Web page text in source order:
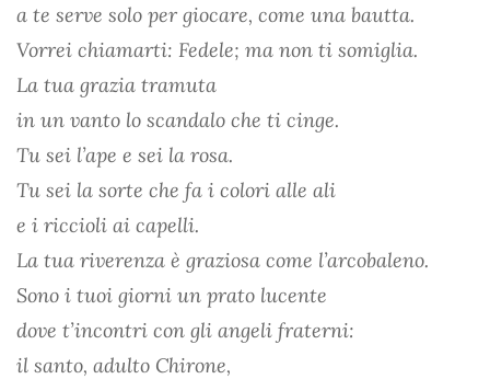
a te serve solo per giocare, come una bautta.
Vorrei chiamarti: Fedele; ma non ti somiglia.
La tua grazia tramuta
in un vanto lo scandalo che ti cinge.
Tu sei l’ape e sei la rosa.
Tu sei la sorte che fa i colori alle ali
e i riccioli ai capelli.
La tua riverenza è graziosa come l’arcobaleno.
Sono i tuoi giorni un prato lucente
dove t’incontri con gli angeli fraterni:
il santo, adulto Chirone,